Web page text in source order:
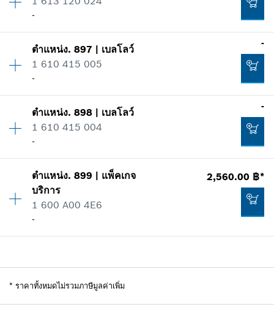
เพิ่มในตะกร้าสินค้า
264.00 ฿*
ราคากลุ่ม: 23
รายการการใช้
แสดงในรูป
595.00 ฿*
-
ปริมาณ 1
ราคากลุ่ม: -
รายการการใช้
แสดงในรูป
-
เพิ่มในตะกร้าสินค้า
ตำแหน่ง.897 | เบลโลว์
1 610 415 005
-
-
ราคากลุ่ม:-
แสดงในรูป
-
เพิ่มในตะกร้าสินค้า
ตำแหน่ง.898 | เบลโลว์
1 610 415 004
-
-
ราคากลุ่ม:-
ข้อมูลชิ้นส่วนอะไหล่
-
ตำแหน่ง.899 | แพ็คเกจ
บริการ
1 600 A00 4E6
-
2,560.00 ฿*
ราคากลุ่ม:40
ข้อมูลชิ้นส่วนอะไหล่
* ราคาทั้งหมดไม่รวมภาษีมูลค่าเพิ่ม